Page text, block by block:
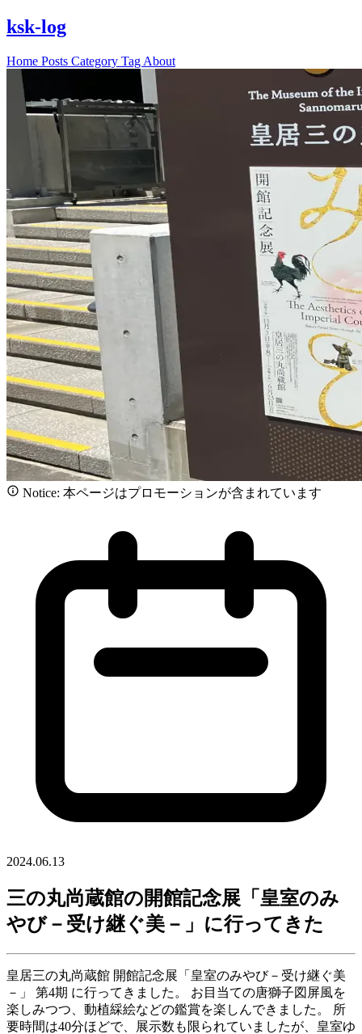
ksk-log
Home Posts Category Tag About
Notice: 本ページはプロモーションが含まれています
2024.06.13
三の丸尚蔵館の開館記念展「皇室のみ
やび－受け継ぐ美－」に行ってきた
皇居三の丸尚蔵館 開館記念展「皇室のみやび－受け継ぐ美
－」 第4期 に行ってきました。 お目当ての唐獅子図屏風を
楽しみつつ、動植綵絵などの鑑賞を楽しんできました。 所
要時間は40分ほどで、展示数も限られていましたが、皇室ゆ